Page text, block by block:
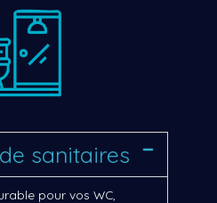
sanitaires
pour vos WC,